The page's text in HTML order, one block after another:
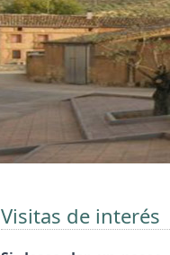
Visitas de interés